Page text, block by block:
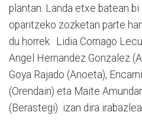
plantan. Landa etxe batean
oparitzeko zozketan parte
du horrek. Lidia Cornago
Angel Hernandez Gonzalez
Goya Rajado (Anoeta),
(Orendain) eta Maite
(Berastegi) izan dira